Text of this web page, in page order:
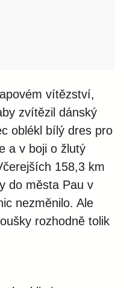
vítězství,
zvítězil dánský
oblékl bílý dres pro
a v boji o žlutý
158,3 km
do města Pau v
nezměnilo. Ale
rozhodně tolik